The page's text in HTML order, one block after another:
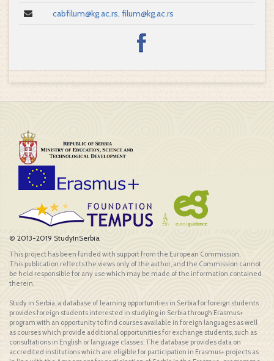
cabfilum@kg.ac.rs, filum@kg.ac.rs
© 2013-2019 StudyInSerbia
This project has been funded with support from the European Commission.
This publication reflects the views only of the author, and the Commission cannot
be held responsible for any use which may be made of the information contained
therein.
Study in Serbia, a database of learning opportunities in Serbia for foreign students
provides foreign students interested in studying in Serbia through Erasmus+
program with an opportunity to find courses available in foreign languages as well
as courses which provide additional opportunities for exchange students, such as
consultations in English or language classes. The database provides data on
accredited institutions which are eligible for participation in Erasmus+ projects as